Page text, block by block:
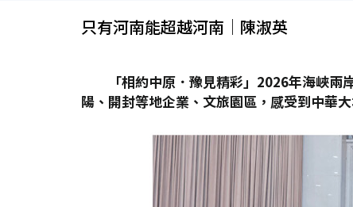
只有河南能超越河南│陳淑英
「相約中原．豫見精彩」2026年海峽兩
陽、開封等地企業、文旅園區，感受到中華